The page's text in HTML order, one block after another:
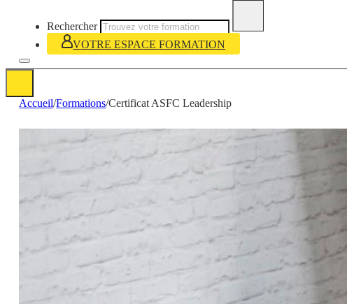
Rechercher
VOTRE ESPACE FORMATION
Accueil/Formations/Certificat ASFC Leadership